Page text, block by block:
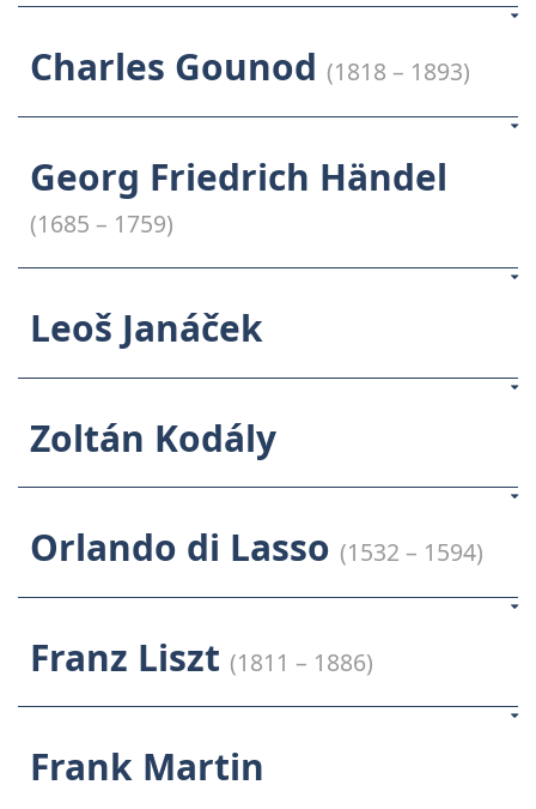
Charles Gounod (1818 – 1893)
Georg Friedrich Händel
(1685 – 1759)
Leoš Janáček
Zoltán Kodály
Orlando di Lasso (1532 – 1594)
Franz Liszt (1811 – 1886)
Frank Martin